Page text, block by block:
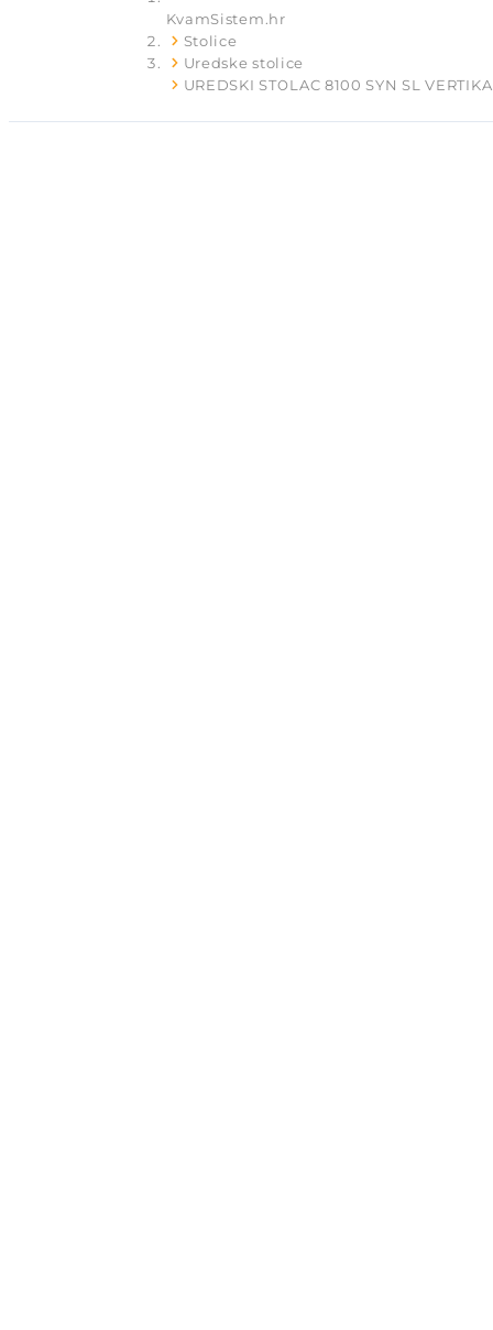
KvamSistem.hr
Stolice
Uredske stolice
UREDSKI STOLAC 8100 SYN SL VERTIKA